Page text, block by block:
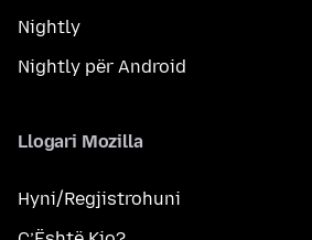
Nightly
Nightly për Android
Llogari Mozilla
Hyni/Regjistrohuni